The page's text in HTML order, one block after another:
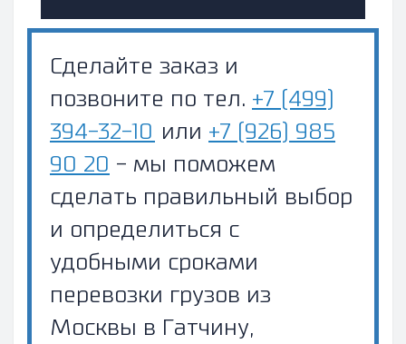
Сделайте заказ и
позвоните по тел. +7 (499)
394-32-10 или +7 (926) 985
90 20 - мы поможем
сделать правильный выбор
и определиться с
удобными сроками
перевозки грузов из
Москвы в Гатчину,